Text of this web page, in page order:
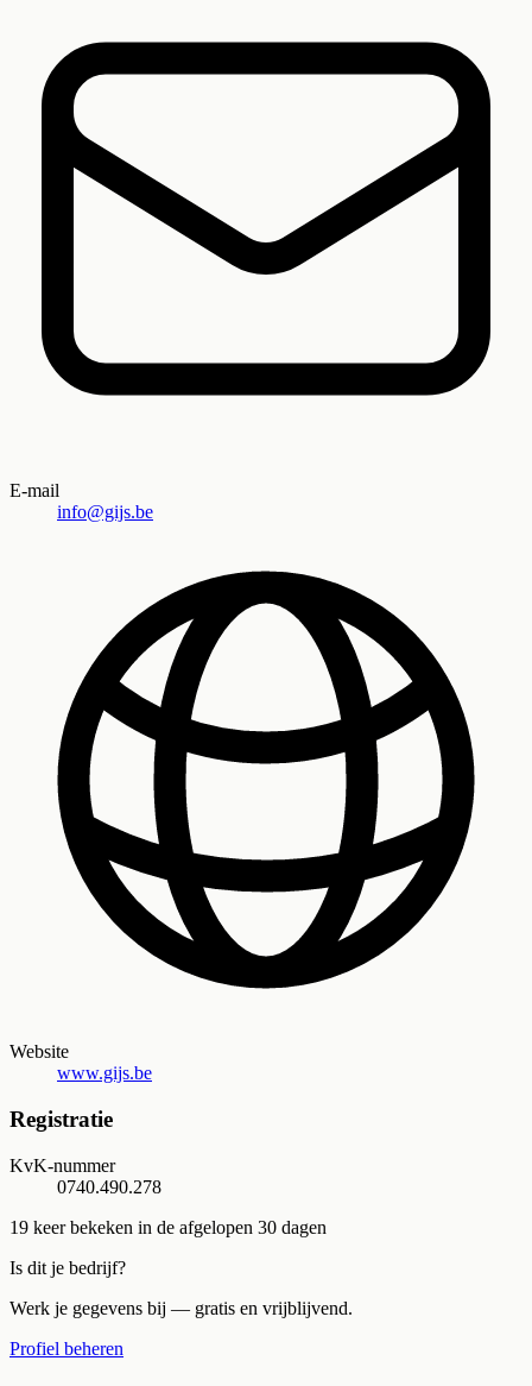
E-mail
info@gijs.be
Website
www.gijs.be
Registratie
KvK-nummer
0740.490.278
19 keer bekeken in de afgelopen 30 dagen
Is dit je bedrijf?
Werk je gegevens bij — gratis en vrijblijvend.
Profiel beheren